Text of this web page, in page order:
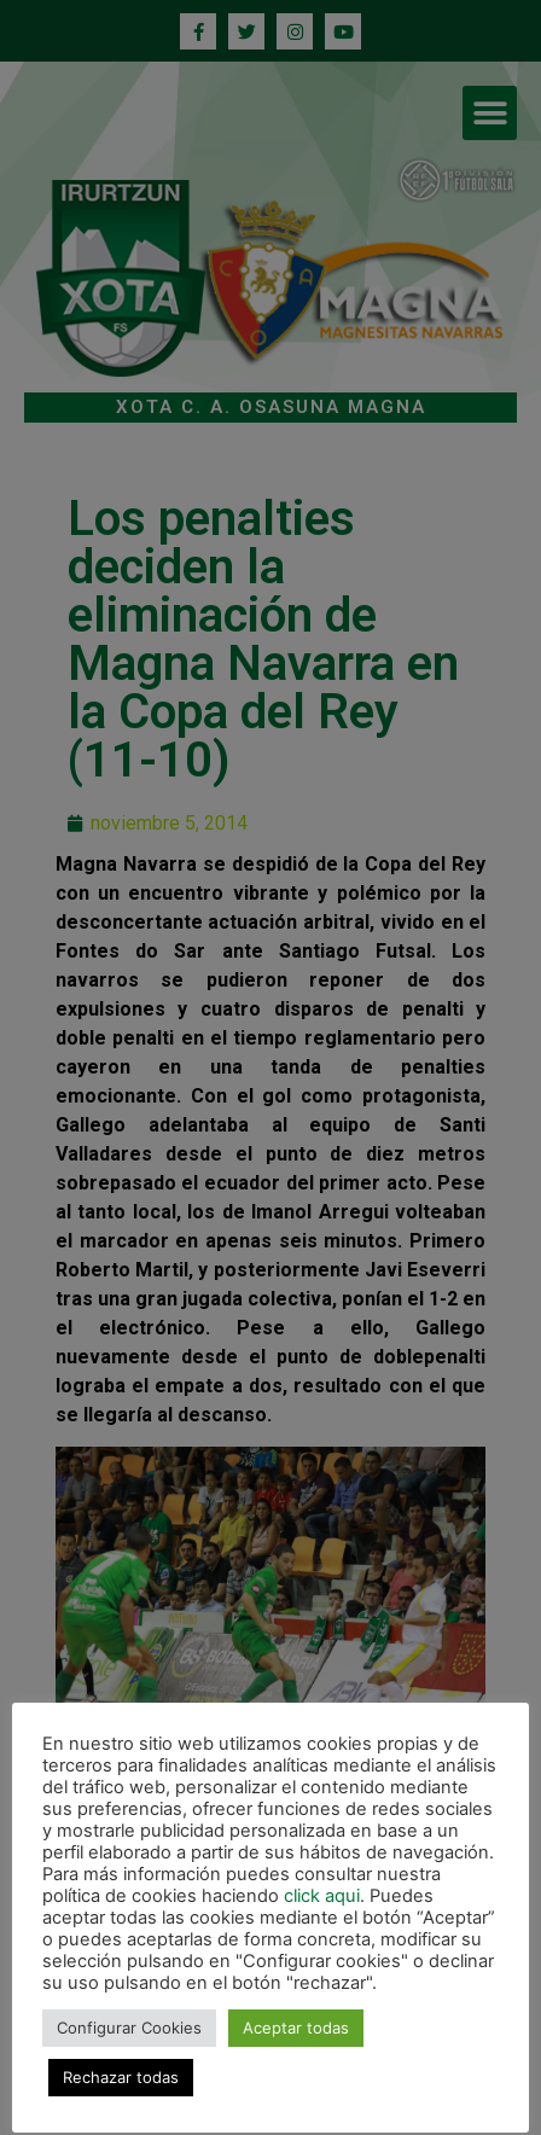
XOTA C. A. OSASUNA MAGNA
Los penalties
deciden la
eliminación de
Magna Navarra en
la Copa del Rey
(11-10)
noviembre 5, 2014
Magna Navarra se despidió de la Copa del Rey
con un encuentro vibrante y polémico por la
desconcertante actuación arbitral, vivido en el
Fontes do Sar ante Santiago Futsal. Los
navarros se pudieron reponer de dos
expulsiones y cuatro disparos de penalti y
doble penalti en el tiempo reglamentario pero
cayeron en una tanda de penalties
emocionante. Con el gol como protagonista,
Gallego adelantaba al equipo de Santi
Valladares desde el punto de diez metros
sobrepasado el ecuador del primer acto. Pese
al tanto local, los de Imanol Arregui volteaban
el marcador en apenas seis minutos. Primero
Roberto Martil, y posteriormente Javi Eseverri
tras una gran jugada colectiva, ponían el 1-2 en
el electrónico. Pese a ello, Gallego
nuevamente desde el punto de doblepenalti
lograba el empate a dos, resultado con el que
se llegaría al descanso.
Tras el paso por vestuarios, Pablo Tallón ponía
por delante a Santiago Futsal tras una
combinación con Marci. Poco después,
Gallego cedía el balón a Santi para que este
último hiciese el 4-2 favorable a los locales a
falta de cinco minutos para la conclusión. Javi
de los navarros por la expulsión de Carlitos,
pero Lucas Bolo ampliaba la renta santiaguesa
haciendo el 5-3 en los últimos segundos de
En nuestro sitio web utilizamos cookies propias y de
terceros para finalidades analíticas mediante el análisis
del tráfico web, personalizar el contenido mediante
sus preferencias, ofrecer funciones de redes sociales
y mostrarle publicidad personalizada en base a un
perfil elaborado a partir de sus hábitos de navegación.
Para más información puedes consultar nuestra
política de cookies haciendo click aqui. Puedes
aceptar todas las cookies mediante el botón “Aceptar”
o puedes aceptarlas de forma concreta, modificar su
selección pulsando en "Configurar cookies" o declinar
su uso pulsando en el botón "rechazar".
Configurar Cookies Aceptar todas
Rechazar todas